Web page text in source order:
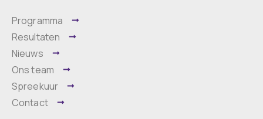
Programma
Resultaten
Nieuws
Ons team
Spreekuur
Contact